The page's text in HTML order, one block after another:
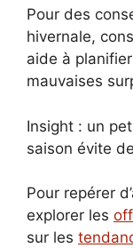
Pour des
hivernale,
aide à
mauvaises
Insight : un
saison évite
Pour repérer
explorer les
sur les